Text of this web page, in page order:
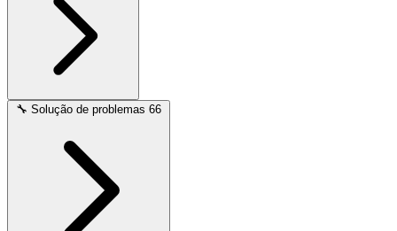
🔧 Solução de problemas 66